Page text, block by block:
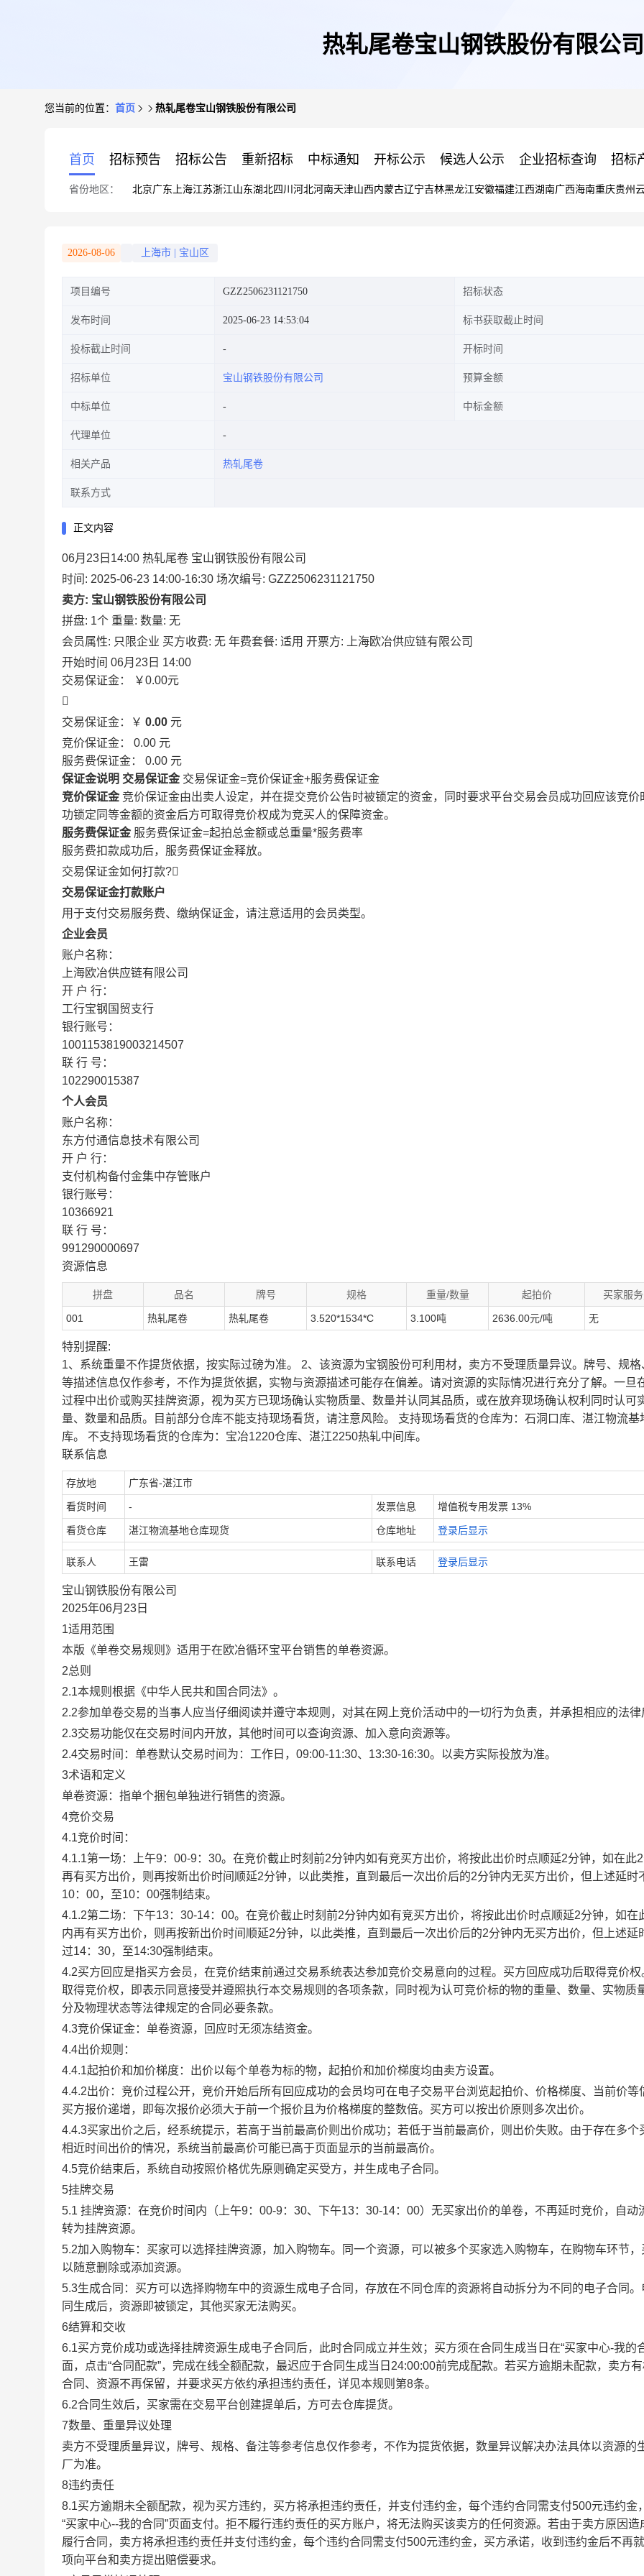
热轧尾卷宝山钢铁股份有限公司
您当前的位置： 首页 热轧尾卷宝山钢铁股份有限公司
首页 招标预告 招标公告 重新招标 中标通知 开标公示 候选人公示 企业招标查询 招标
省份地区： 北京广东 上海江苏浙江山东湖北四川 河北河南天津山西内蒙古辽宁吉林黑龙江安徽福建江西湖南广西海南重庆贵州
2026-08-06 上海市 宝山区
项目编号 GZZ2506231121750 招标状态
发布时间 2025-06-23 14:53:04 标书获取截止时间
投标截止时间 开标时间
招标单位 宝山钢铁股份有限公司 预算金额
中标单位 中标金额
代理单位
相关产品 热轧尾卷
联系方式
正文内容
06月23日14:00 热轧尾卷 宝山钢铁股份有限公司
时间: 2025-06-23 14:00-16:30 场次编号: GZZ2506231121750
卖方: 宝山钢铁股份有限公司
拼盘: 1个 重量: 数量: 无
会员属性: 只限企业 买方收费: 无 年费套餐: 适用 开票方: 上海欧冶供应链有限公司
开始时间 06月23日 14:00
交易保证金：
￥0.00元

交易保证金：￥ 0.00 元
竞价保证金： 0.00 元
服务费保证金： 0.00 元
保证金说明 交易保证金 交易保证金=竞价保证金+服务费保证金
竞价保证金 竞价保证金由出卖人设定，并在提交竞价公告时被锁定的资金，同时要求平台交易会员成功回应该竞价
功锁定同等金额的资金后方可取得竞价权成为竞买人的保障资金。
服务费保证金 服务费保证金=起拍总金额或总重量*服务费率
服务费扣款成功后，服务费保证金释放。
交易保证金如何打款?
交易保证金打款账户
用于支付交易服务费、缴纳保证金，请注意适用的会员类型。
企业会员
账户名称：
上海欧冶供应链有限公司
开 户 行：
工行宝钢国贸支行
银行账号：
1001153819003214507
联 行 号：
102290015387
个人会员
账户名称：
东方付通信息技术有限公司
开 户 行：
支付机构备付金集中存管账户
银行账号：
10366921
联 行 号：
991290000697
资源信息
拼盘 品名 牌号 规格 重量/数量 起拍价 买家服
001 热轧尾卷 热轧尾卷 3.520*1534*C 3.100吨 2636.00元/吨 无
特别提醒:
1、系统重量不作提货依据，按实际过磅为准。 2、该资源为宝钢股份可利用材，卖方不受理质量异议。牌号、规格
等描述信息仅作参考，不作为提货依据，实物与资源描述可能存在偏差。请对资源的实际情况进行充分了解。一旦
过程中出价或购买挂牌资源，视为买方已现场确认实物质量、数量并认同其品质，或在放弃现场确认权利同时认可
量、数量和品质。目前部分仓库不能支持现场看货，请注意风险。 支持现场看货的仓库为：石洞口库、湛江物流基
库。 不支持现场看货的仓库为：宝冶1220仓库、湛江2250热轧中间库。
联系信息
存放地 广东省-湛江市
看货时间 - 发票信息 增值税专用发票 13%
看货仓库 湛江物流基地仓库现货 仓库地址 登录后显示
联系人 王雷 联系电话 登录后显示
宝山钢铁股份有限公司
2025年06月23日
1适用范围
本版《单卷交易规则》适用于在欧冶循环宝平台销售的单卷资源。
2总则
2.1本规则根据《中华人民共和国合同法》。
2.2参加单卷交易的当事人应当仔细阅读并遵守本规则，对其在网上竞价活动中的一切行为负责，并承担相应的法律
2.3交易功能仅在交易时间内开放，其他时间可以查询资源、加入意向资源等。
2.4交易时间：单卷默认交易时间为：工作日，09:00-11:30、13:30-16:30。以卖方实际投放为准。
3术语和定义
单卷资源：指单个捆包单独进行销售的资源。
4竞价交易
4.1竞价时间：
4.1.1第一场：上午9：00-9：30。在竞价截止时刻前2分钟内如有竞买方出价，将按此出价时点顺延2分钟，如在此
再有买方出价，则再按新出价时间顺延2分钟，以此类推，直到最后一次出价后的2分钟内无买方出价，但上述延时
10：00，至10：00强制结束。
4.1.2第二场：下午13：30-14：00。在竞价截止时刻前2分钟内如有竞买方出价，将按此出价时点顺延2分钟，如在
内再有买方出价，则再按新出价时间顺延2分钟，以此类推，直到最后一次出价后的2分钟内无买方出价，但上述延
过14：30，至14:30强制结束。
4.2买方回应是指买方会员，在竞价结束前通过交易系统表达参加竞价交易意向的过程。买方回应成功后取得竞价权
取得竞价权，即表示同意接受并遵照执行本交易规则的各项条款，同时视为认可竞价标的物的重量、数量、实物质
分及物理状态等法律规定的合同必要条款。
4.3竞价保证金：单卷资源，回应时无须冻结资金。
4.4出价规则：
4.4.1起拍价和加价梯度：出价以每个单卷为标的物，起拍价和加价梯度均由卖方设置。
4.4.2出价：竞价过程公开，竞价开始后所有回应成功的会员均可在电子交易平台浏览起拍价、价格梯度、当前价等
买方报价递增，即每次报价必须大于前一个报价且为价格梯度的整数倍。买方可以按出价原则多次出价。
4.4.3买家出价之后，经系统提示，若高于当前最高价则出价成功；若低于当前最高价，则出价失败。由于存在多个
相近时间出价的情况，系统当前最高价可能已高于页面显示的当前最高价。
4.5竞价结束后，系统自动按照价格优先原则确定买受方，并生成电子合同。
5挂牌交易
5.1 挂牌资源：在竞价时间内（上午9：00-9：30、下午13：30-14：00）无买家出价的单卷，不再延时竞价，自动
转为挂牌资源。
5.2加入购物车：买家可以选择挂牌资源，加入购物车。同一个资源，可以被多个买家选入购物车，在购物车环节，
以随意删除或添加资源。
5.3生成合同：买方可以选择购物车中的资源生成电子合同，存放在不同仓库的资源将自动拆分为不同的电子合同。
同生成后，资源即被锁定，其他买家无法购买。
6结算和交收
6.1买方竞价成功或选择挂牌资源生成电子合同后，此时合同成立并生效；买方须在合同生成当日在“买家中心-我的
面，点击“合同配款”，完成在线全额配款，最迟应于合同生成当日24:00:00前完成配款。若买方逾期未配款，卖方
合同、资源不再保留，并要求买方依约承担违约责任，详见本规则第8条。
6.2合同生效后，买家需在交易平台创建提单后，方可去仓库提货。
7数量、重量异议处理
卖方不受理质量异议，牌号、规格、备注等参考信息仅作参考，不作为提货依据，数量异议解决办法具体以资源的
厂为准。
8违约责任
8.1买方逾期未全额配款，视为买方违约，买方将承担违约责任，并支付违约金，每个违约合同需支付500元违约金
“买家中心--我的合同”页面支付。拒不履行违约责任的买方账户，将无法购买该卖方的任何资源。若由于卖方原因造
履行合同，卖方将承担违约责任并支付违约金，每个违约合同需支付500元违约金，买方承诺，收到违约金后不再
项向平台和卖方提出赔偿要求。